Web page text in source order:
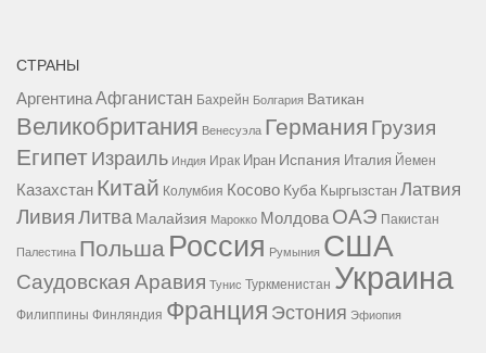
СТРАНЫ
АргентинаАфганистан Бахрейн Болгария Ватикан
Великобритания Венесуэла Германия Грузия
ЕгипетИзраиль Индия Ирак Иран Испания Италия Йемен
Казахстан Китай Колумбия Косово Куба Кыргызстан Латвия
ЛивияЛитва Малайзия Марокко Молдова ОАЭ Пакистан
Палестина Польша Россия Румыния США
Саудовская Аравия Тунис Туркменистан Украина
Филиппины Финляндия Франция Эстония Эфиопия